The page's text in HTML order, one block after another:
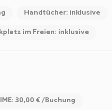
Handtücher: inklusive
im Freien: inklusive
30,00 € /Buchung